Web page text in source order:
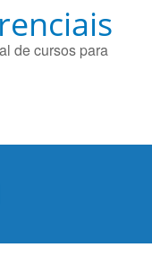
de cursos para